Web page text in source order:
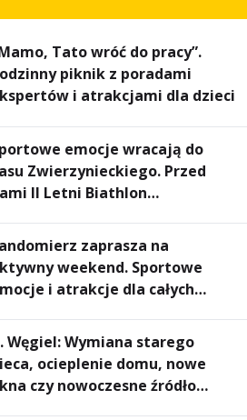
Tato wróć do pracy”.
piknik z poradami
i atrakcjami dla dzieci
emocje wracają do
Zwierzynieckiego. Przed
II Letni Biathlon
zaprasza na
weekend. Sportowe
i atrakcje dla całych
Węgiel: Wymiana starego
ocieplenie domu, nowe
czy nowoczesne źródło